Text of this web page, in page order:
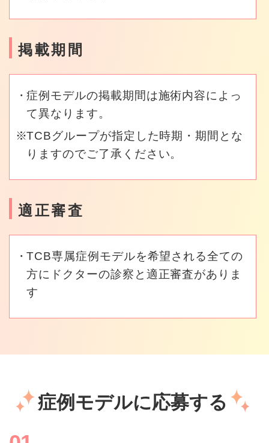
掲載期間
症例モデルの掲載期間は施術内容によっ
て異なります。
TCBグループが指定した時期・期間とな
りますのでご了承ください。
適正審査
TCB専属症例モデルを希望される全ての
方にドクターの診察と適正審査がありま
す
症例モデルに応募する